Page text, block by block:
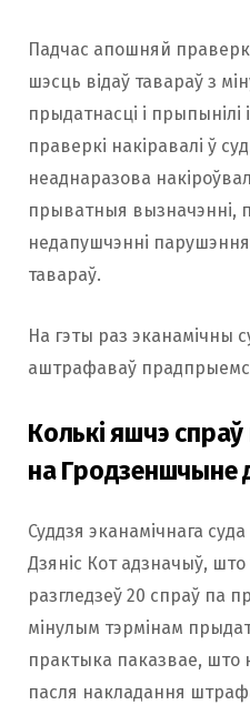
Падчас апошняй
шэсць відаў тавараў з
прыдатнасці і
праверкі накіравалі ў
неаднаразова
прыватныя вызначэнні,
недапушчэнні
тавараў.
На гэты раз эканамічны
аштрафаваў
Колькі яшчэ
на Гродзеншчыне
Суддзя эканамічнага
Дзяніс Кот адзначыў, што
разгледзеў 20 спраў па
мінулым тэрмінам
практыка паказвае, што
пасля накладання